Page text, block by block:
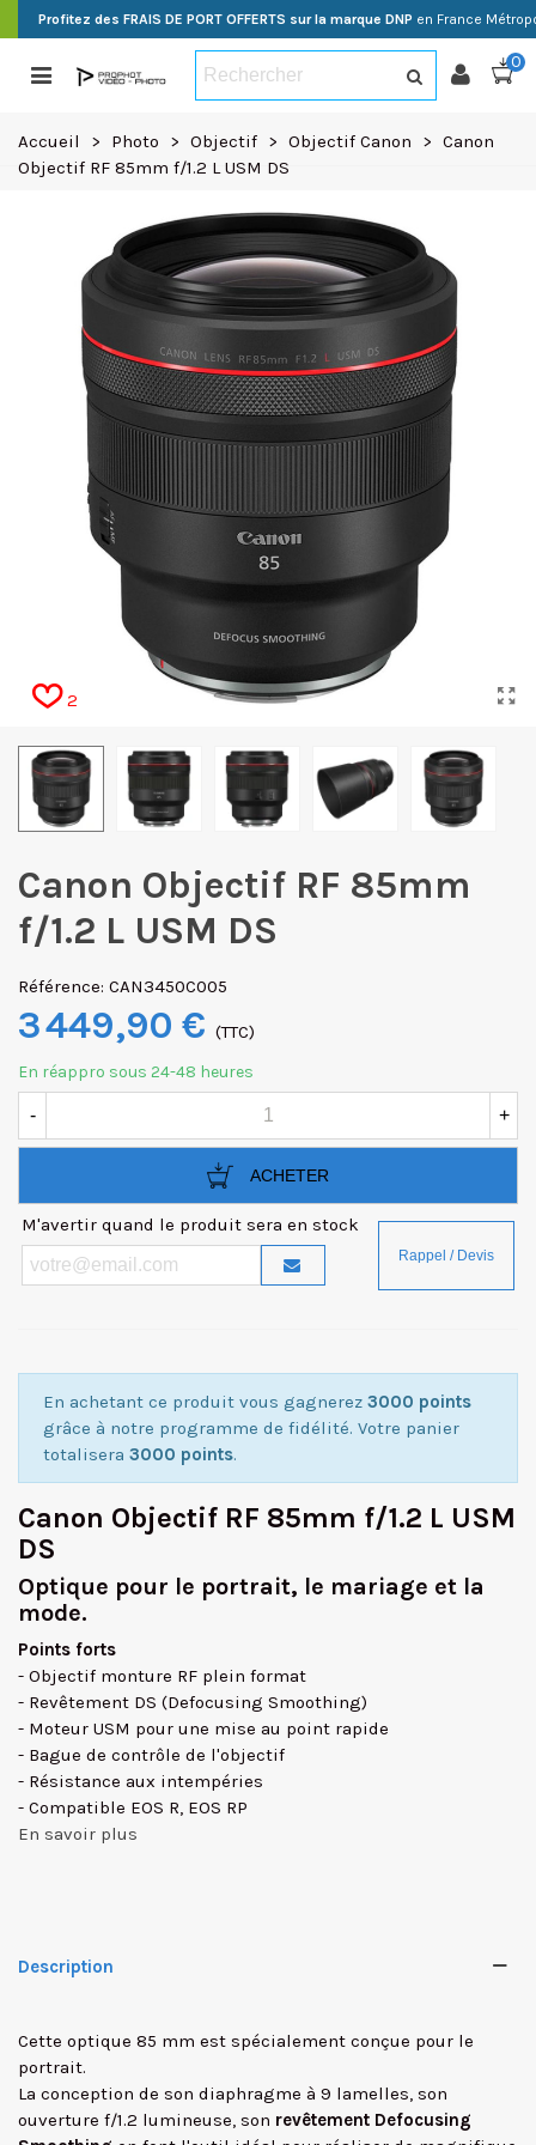
Profitez des FRAIS DE PORT OFFERTS sur la marque DNP en France
0
Accueil > Photo > Objectif > Objectif Canon > Canon
Objectif RF 85mm f/1.2 L USM DS
2
Canon Objectif RF 85mm
f/1.2 L USM DS
Référence: CAN3450C005
3 449,90 € (TTC)
En réappro sous 24-48 heures
- +
ACHETER
M'avertir quand le produit sera en stock
En achetant ce produit vous gagnerez 3000 points
grâce à notre programme de fidélité. Votre panier
totalisera 3000 points.
Canon Objectif RF 85mm f/1.2 L USM
DS
Optique pour le portrait, le mariage et la
mode.
Points forts
- Objectif monture RF plein format
- Revêtement DS (Defocusing Smoothing)
- Moteur USM pour une mise au point rapide
- Bague de contrôle de l'objectif
- Résistance aux intempéries
- Compatible EOS R, EOS RP
En savoir plus
Description
Cette optique 85 mm est spécialement conçue pour le
portrait.
La conception de son diaphragme à 9 lamelles, son
ouverture f/1.2 lumineuse, son revêtement Defocusing